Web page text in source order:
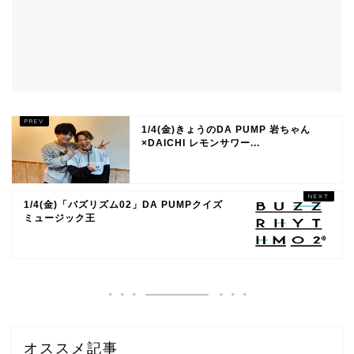
1/4(金)きょうのDA PUMP 岩ちゃん
×DAICHI レモンサワー...
1/4(金)「バズリズム02」DA PUMPクイズ
ミュージック王
オススメ記事